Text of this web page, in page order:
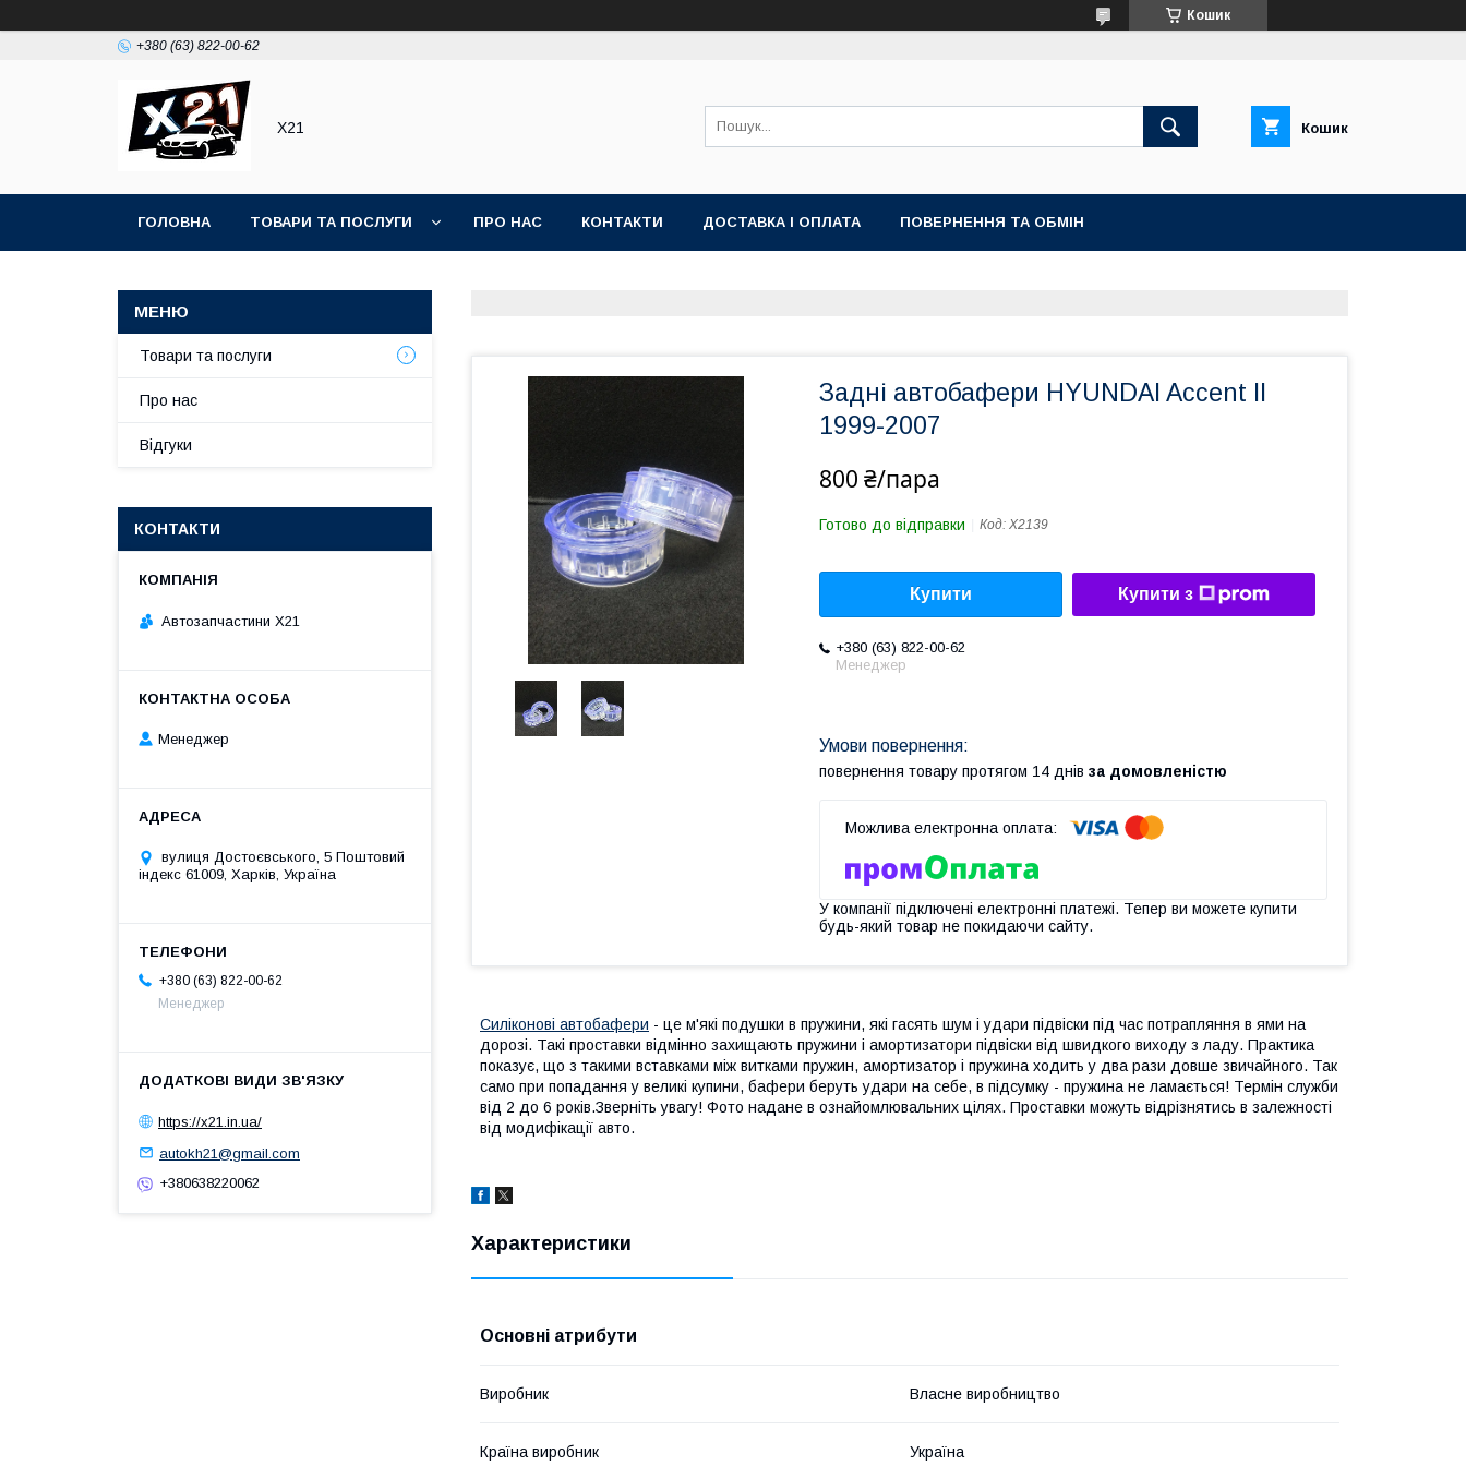
Кошик
+380 (63) 822-00-62
Х21 Кошик
ГОЛОВНА ТОВАРИ ТА ПОСЛУГИ ПРО НАС КОНТАКТИ ДОСТАВКА І ОПЛАТА ПОВЕРНЕННЯ ТА ОБМІН
Задні автобафери HYUNDAI Accent II
1999-2007
800 ₴/пара
Готово до відправки Код: X2139
Купити Купити з
+380 (63) 822-00-62
Менеджер
повернення товару протягом 14 днів за домовленістю
У компанії підключені електронні платежі. Тепер ви можете купити
будь-який товар не покидаючи сайту.
Силіконові автобафери - це м'які подушки в пружини, які гасять шум і удари підвіски під час потрапляння в ями на
дорозі. Такі проставки відмінно захищають пружини і амортизатори підвіски від швидкого виходу з ладу. Практика
показує, що з такими вставками між витками пружин, амортизатор і пружина ходить у два рази довше звичайного. Так
само при попадання у великі купини, бафери беруть удари на себе, в підсумку - пружина не ламається! Термін служби
від 2 до 6 років.Зверніть увагу! Фото надане в ознайомлювальних цілях. Проставки можуть відрізнятись в залежності
від модифікації авто.
Характеристики
Основні атрибути
Виробник Власне виробництво
Країна виробник Україна
Товари та послуги
Про нас
Відгуки
КОНТАКТИ
Автозапчастини X21
Менеджер
вулиця Достоєвського, 5 Поштовий
індекс 61009, Харків, Україна
+380 (63) 822-00-62
Менеджер
https://x21.in.ua/
autokh21@gmail.com
+380638220062